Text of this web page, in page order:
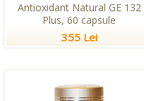
Antioxidant Natural GE 132
Plus, 60 capsule
355 Lei